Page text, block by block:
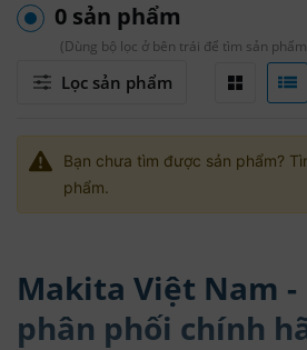
0 sản phẩm
(Dùng bộ lọc ở bên trái để tìm sản
Lọc sản phẩm
Bạn chưa tìm được sản phẩm?
phẩm.
Makita Việt Nam -
phân phối chính